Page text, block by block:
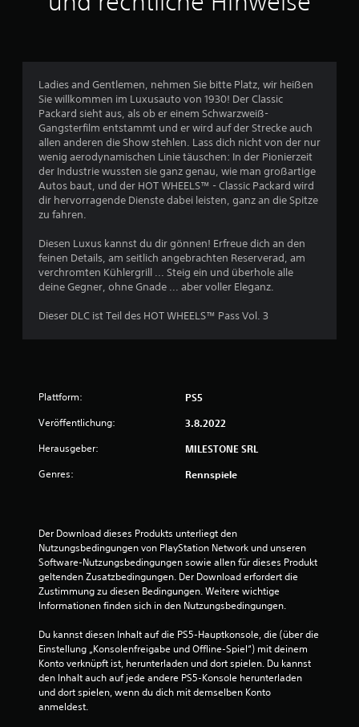
c
e
B
e
w
e
n
5
S
t
Ladies and Gentlemen, nehmen Sie bitte Platz, wir heißen
Sie willkommen im Luxusauto von 1930! Der Classic
Packard sieht aus, als ob er einem Schwarzweiß-
Gangsterfilm entstammt und er wird auf der Strecke auch
allen anderen die Show stehlen. Lass dich nicht von der nur
wenig aerodynamischen Linie täuschen: In der Pionierzeit
der Industrie wussten sie ganz genau, wie man großartige
Autos baut, und der HOT WHEELS™ - Classic Packard wird
dir hervorragende Dienste dabei leisten, ganz an die Spitze
zu fahren.
Diesen Luxus kannst du dir gönnen! Erfreue dich an den
feinen Details, am seitlich angebrachten Reserverad, am
verchromten Kühlergrill ... Steig ein und überhole alle
deine Gegner, ohne Gnade ... aber voller Eleganz.
Dieser DLC ist Teil des HOT WHEELS™ Pass Vol. 3
Plattform: PS5
Veröffentlichung: 3.8.2022
Herausgeber: MILESTONE SRL
Genres: Rennspiele
Der Download dieses Produkts unterliegt den
Nutzungsbedingungen von PlayStation Network und unseren
Software-Nutzungsbedingungen sowie allen für dieses Produkt
geltenden Zusatzbedingungen. Der Download erfordert die
Zustimmung zu diesen Bedingungen. Weitere wichtige
Informationen finden sich in den Nutzungsbedingungen.
Du kannst diesen Inhalt auf die PS5-Hauptkonsole, die (über die
Einstellung „Konsolenfreigabe und Offline-Spiel“) mit deinem
Konto verknüpft ist, herunterladen und dort spielen. Du kannst
den Inhalt auch auf jede andere PS5-Konsole herunterladen
und dort spielen, wenn du dich mit demselben Konto
anmeldest.